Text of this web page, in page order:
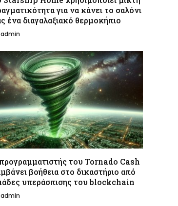
για να κάνει το σαλόνι
ένα διαγαλαξιακό θερμοκήπιο
admin
του Tornado Cash
βοήθεια στο δικαστήριο από
υπεράσπισης του blockchain
admin